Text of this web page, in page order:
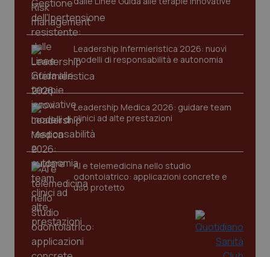
Leadership Infermieristica 2026: nuovi
modelli di responsabilità e autonomia
Leadership Medica 2026: guidare team
clinici ad alte prestazioni
AI e telemedicina nello studio
odontoiatrico: applicazioni concrete e
uso protetto
Nome
Fornitore /Dominio
VISITOR_PRIVACY_METADATA
.youtube.com
CookieScriptConsent
CookieScript
www.quotidianosanita.it